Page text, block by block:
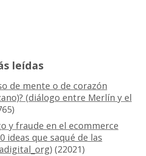
leídas
de mente o de corazón
(diálogo entre Merlín y el
y fraude en el ecommerce
ideas que saqué de las
(22021)